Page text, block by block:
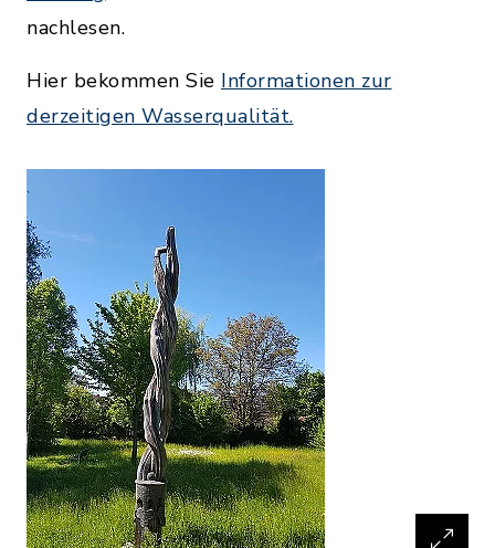
nachlesen.
Hier bekommen Sie Informationen zur
derzeitigen Wasserqualität.